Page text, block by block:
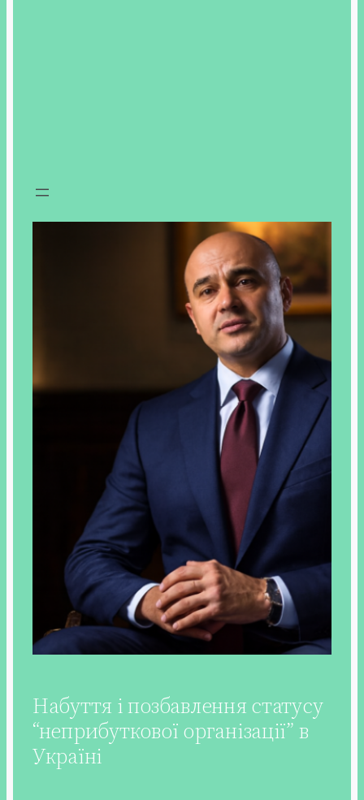
Набуття і позбавлення статусу
“неприбуткової організації” в
Україні